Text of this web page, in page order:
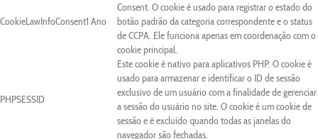
CookieLawInfoConsent1 Ano
Consent. O cookie é usado para registrar o estado do
botão padrão da categoria correspondente e o status
de CCPA. Ele funciona apenas em coordenação com o
cookie principal.
PHPSESSID
Este cookie é nativo para aplicativos PHP. O cookie é
usado para armazenar e identificar o ID de sessão
exclusivo de um usuário com a finalidade de gerenciar
a sessão do usuário no site. O cookie é um cookie de
sessão e é excluído quando todas as janelas do
navegador são fechadas.